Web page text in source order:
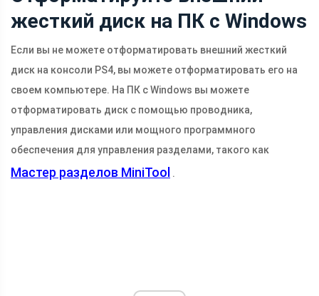
жесткий диск на ПК с Windows
Если вы не можете отформатировать внешний жесткий
диск на консоли PS4, вы можете отформатировать его на
своем компьютере. На ПК с Windows вы можете
отформатировать диск с помощью проводника,
управления дисками или мощного программного
обеспечения для управления разделами, такого как
Мастер разделов MiniTool .